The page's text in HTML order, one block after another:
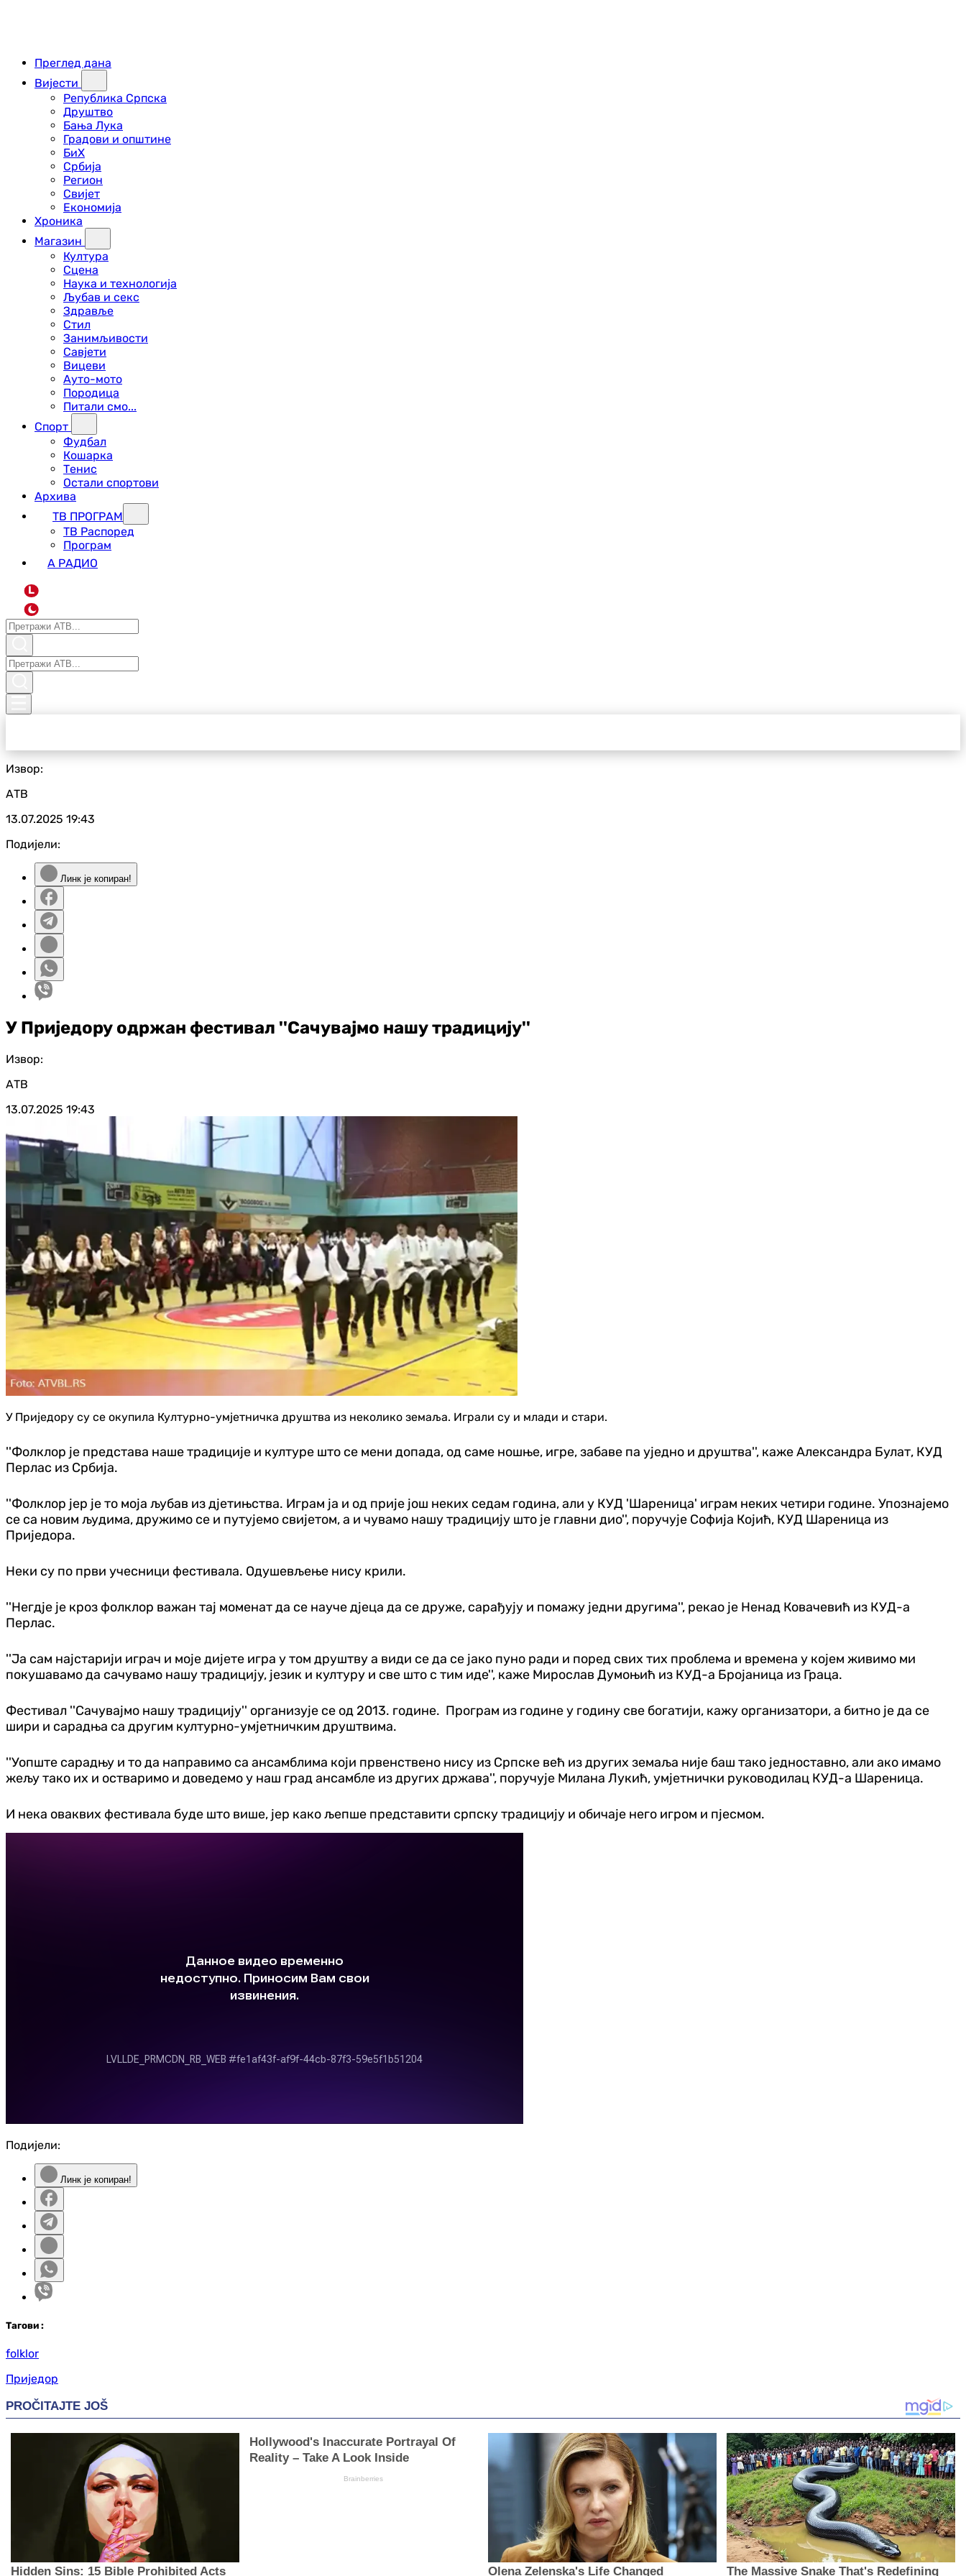
Преглед дана
Вијести
Република Српска
Друштво
Бања Лука
Градови и општине
БиХ
Србија
Регион
Свијет
Економија
Хроника
Магазин
Култура
Сцена
Наука и технологија
Љубав и секс
Здравље
Стил
Занимљивости
Савјети
Вицеви
Ауто-мото
Породица
Питали смо...
Спорт
Фудбал
Кошарка
Тенис
Остали спортови
Архива
ТВ ПРОГРАМ
ТВ Распоред
Програм
А РАДИО
L
Извор:
АТВ
13.07.2025 19:43
Подијели:
Линк је копиран!
У Приједору одржан фестивал ''Сачувајмо нашу традицију''
Извор:
АТВ
13.07.2025 19:43
У Приједору су се окупила Културно-умјетничка друштва из неколико земаља. Играли су и млади и стари.
''Фолклор је представа наше традиције и културе што се мени допада, од саме ношње, игре, забаве па уједно и друштва'', каже Александра Булат, КУД
Перлас из Србија.
''Фолклор јер је то моја љубав из дјетињства. Играм ја и од прије још неких седам година, али у КУД 'Шареница' играм неких четири године. Упознајемо
се са новим људима, дружимо се и путујемо свијетом, а и чувамо нашу традицију што је главни дио'', поручује Софија Којић, КУД Шареница из
Приједора.
Неки су по први учесници фестивала. Одушевљење нису крили.
''Негдје је кроз фолклор важан тај моменат да се науче дјеца да се друже, сарађују и помажу једни другима'', рекао је Ненад Ковачевић из КУД-а
Перлас.
''Ја сам најстарији играч и моје дијете игра у том друштву а види се да се јако пуно ради и поред свих тих проблема и времена у којем живимо ми
покушавамо да сачувамо нашу традицију, језик и културу и све што с тим иде'', каже Мирослав Думоњић из КУД-а Бројаница из Граца.
Фестивал ''Сачувајмо нашу традицију'' организује се од 2013. године. Програм из године у годину све богатији, кажу организатори, а битно је да се
шири и сарадња са другим културно-умјетничким друштвима.
''Уопште сарадњу и то да направимо са ансамблима који првенствено нису из Српске већ из других земаља није баш тако једноставно, али ако имамо
жељу тако их и остваримо и доведемо у наш град ансамбле из других држава'', поручује Милана Лукић, умјетнички руководилац КУД-а Шареница.
И нека оваквих фестивала буде што више, јер како љепше представити српску традицију и обичаје него игром и пјесмом.
Подијели:
Линк је копиран!
Тагови :
folklor
Приједор